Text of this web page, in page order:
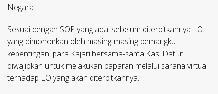
Negara.
Sesuai dengan SOP yang ada, sebelum diterbitkannya LO
yang dimohonkan oleh masing-masing pemangku
kepentingan, para Kajari bersama-sama Kasi Datun
diwajibkan untuk melakukan paparan melalui sarana virtual
terhadap LO yang akan diterbitkannya.